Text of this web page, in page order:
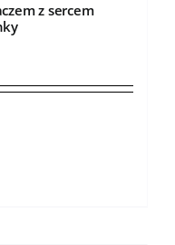
z sercem